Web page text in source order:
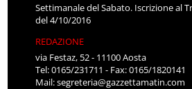
Settimanale del Sabato. Iscrizione al
del 4/10/2016
REDAZIONE
via Festaz, 52 - 11100 Aosta
Tel: 0165/231711 - Fax: 0165/1820141
Mail:segreteria@gazzettamatin.com